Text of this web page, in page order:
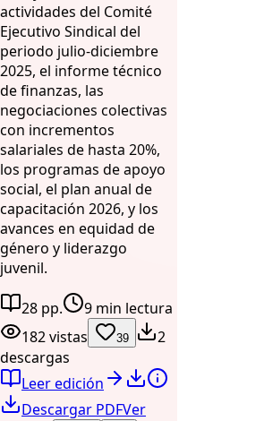
actividades del Comité
Ejecutivo Sindical del
periodo julio-diciembre
2025, el informe técnico
de finanzas, las
negociaciones colectivas
con incrementos
salariales de hasta 20%,
los programas de apoyo
social, el plan anual de
capacitación 2026, y los
avances en equidad de
género y liderazgo
juvenil.
28 pp.
9 min lectura
182 vistas
39
2
descargas
Leer edición
Descargar PDFVer